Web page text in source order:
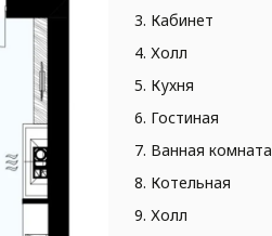
3. Кабинет
4. Холл
5. Кухня
6. Гостиная
7. Ванная комната
8. Котельная
9. Холл